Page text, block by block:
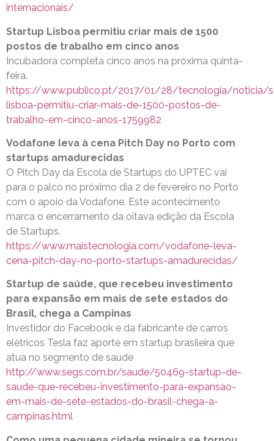
internacionais/
Startup Lisboa permitiu criar mais de 1500
postos de trabalho em cinco anos
Incubadora completa cinco anos na próxima quinta-
feira.
https://www.publico.pt/2017/01/28/tecnologia/noticia/
lisboa-permitiu-criar-mais-de-1500-postos-de-
trabalho-em-cinco-anos-1759982
Vodafone leva à cena Pitch Day no Porto com
startups amadurecidas
O Pitch Day da Escola de Startups do UPTEC vai
para o palco no próximo dia 2 de fevereiro no Porto
com o apoio da Vodafone. Este acontecimento
marca o encerramento da oitava edição da Escola
de Startups.
https://www.maistecnologia.com/vodafone-leva-
cena-pitch-day-no-porto-startups-amadurecidas/
Startup de saúde, que recebeu investimento
para expansão em mais de sete estados do
Brasil, chega a Campinas
Investidor do Facebook e da fabricante de carros
elétricos Tesla faz aporte em startup brasileira que
atua no segmento de saúde
http://www.segs.com.br/saude/50469-startup-de-
saude-que-recebeu-investimento-para-expansao-
em-mais-de-sete-estados-do-brasil-chega-a-
campinas.html